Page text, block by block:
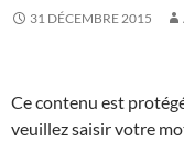
31 DÉCEMBRE 2015
Ce contenu est
veuillez saisir votre